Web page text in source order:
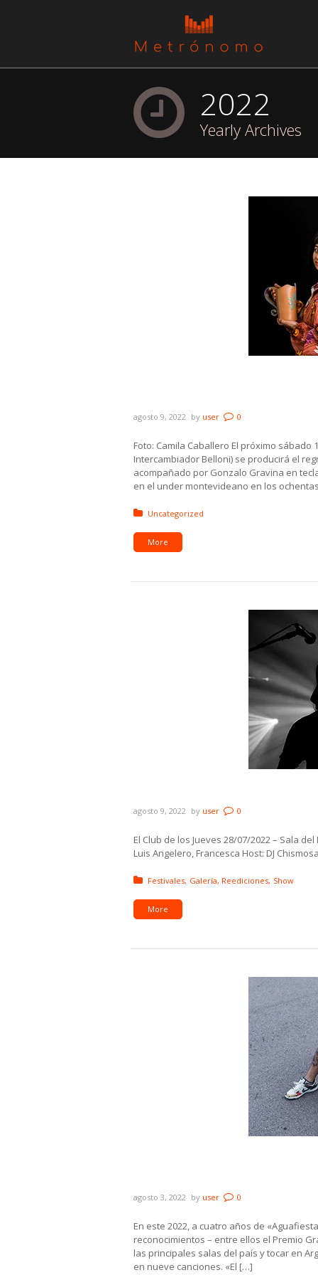
2022
Yearly Archives
agosto 9, 2022 by user 0
Foto: Camila Caballero El próximo sábado
Intercambiador Belloni) se producirá el
acompañado por Gonzalo Gravina en
en el under montevideano en los
Posted in:
Uncategorized
More
agosto 9, 2022 by user 0
El Club de los Jueves 28/07/2022 – Sala
Luis Angelero, Francesca Host: DJ
Posted in:
Festivales Galería Reediciones Show
More
agosto 3, 2022 by user 0
En este 2022, a cuatro años de
reconocimientos – entre ellos el Premio
las principales salas del país y tocar en
en nueve canciones. «El […]